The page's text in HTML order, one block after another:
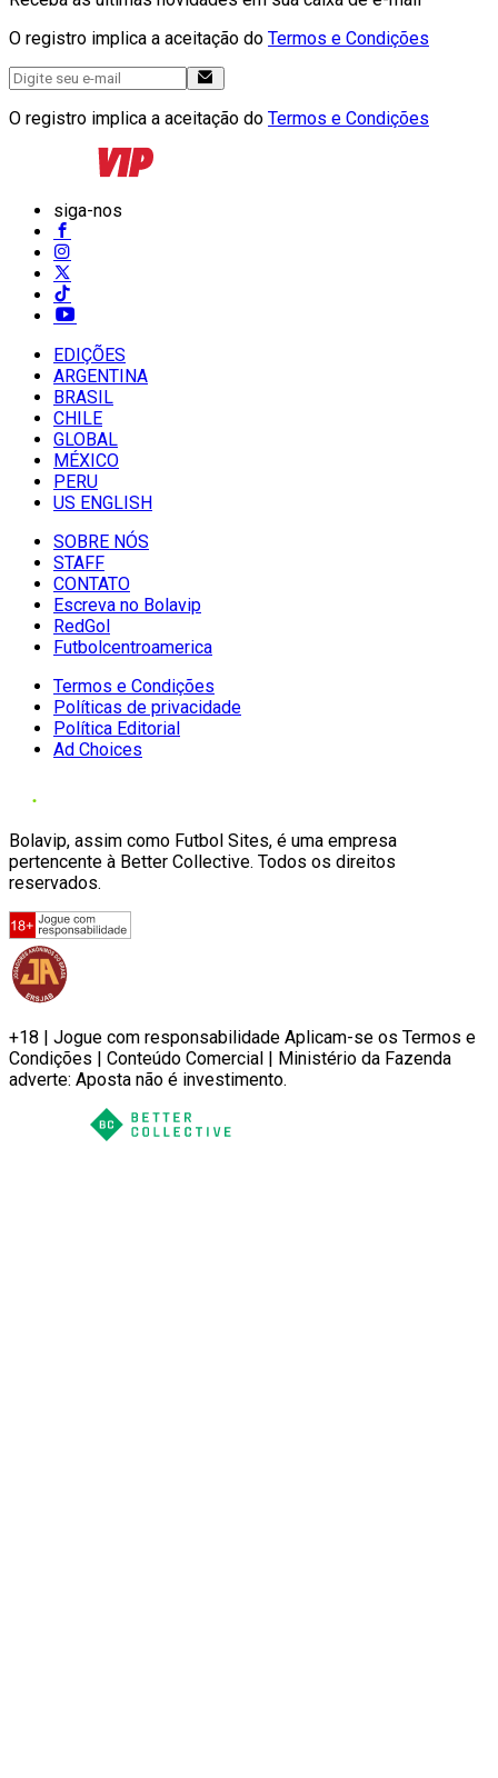
O registro implica a aceitação do Termos e Condições
O registro implica a aceitação do Termos e Condições
siga-nos
EDIÇÕES
ARGENTINA
BRASIL
CHILE
GLOBAL
MÉXICO
PERU
US ENGLISH
SOBRE NÓS
STAFF
CONTATO
Escreva no Bolavip
RedGol
Futbolcentroamerica
Termos e Condições
Políticas de privacidade
Política Editorial
Ad Choices
Bolavip, assim como Futbol Sites, é uma empresa
pertencente à Better Collective. Todos os direitos
reservados.
+18 | Jogue com responsabilidade Aplicam-se os Termos e
Condições | Conteúdo Comercial | Ministério da Fazenda
adverte: Aposta não é investimento.